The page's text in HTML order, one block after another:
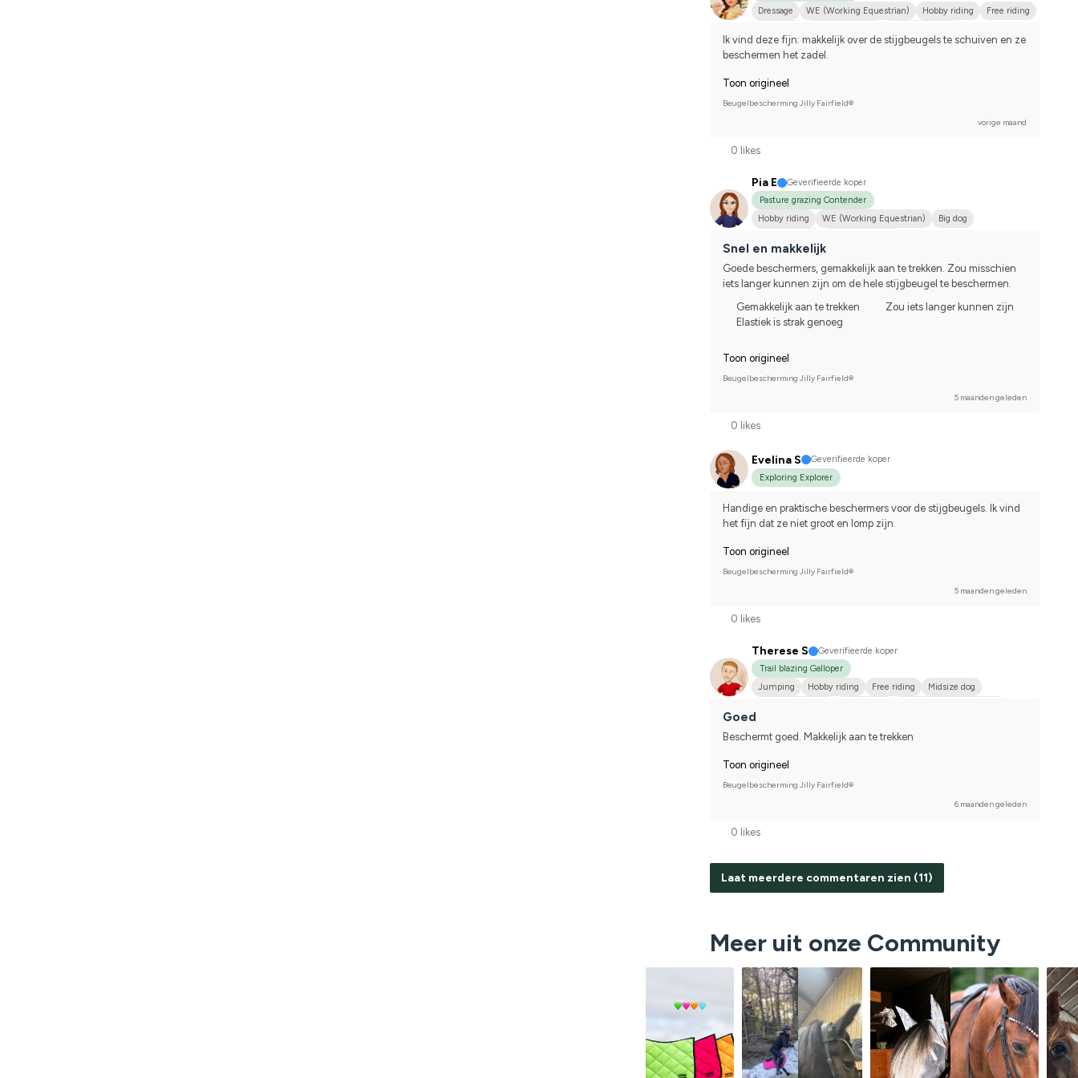
Dressage WE (Working Equestrian) Hobby riding
Free riding
Compete on hobby-level
Ik vind deze fijn: makkelijk over de stijgbeugels te schuiven en ze
beschermen het zadel.
Toon origineel
Beugelbescherming Jilly Fairfield®
vorige maand
0 likes
Pia E
Geverifieerde koper
Pasture grazing Contender
Hobby riding
WE (Working Equestrian)
Big dog
Snel en makkelijk
Goede beschermers, gemakkelijk aan te trekken. Zou misschien
iets langer kunnen zijn om de hele stijgbeugel te beschermen.
Gemakkelijk aan te trekken
Elastiek is strak genoeg
Zou iets langer kunnen zijn
Toon origineel
Beugelbescherming Jilly Fairfield®
5 maanden geleden
0 likes
Evelina S
Geverifieerde koper
Exploring Explorer
Handige en praktische beschermers voor de stijgbeugels. Ik vind
het fijn dat ze niet groot en lomp zijn.
Toon origineel
Beugelbescherming Jilly Fairfield®
5 maanden geleden
0 likes
Therese S
Geverifieerde koper
Trail blazing Galloper
Jumping
Hobby riding Free riding
Midsize dog
Goed
Beschermt goed. Makkelijk aan te trekken
Toon origineel
Beugelbescherming Jilly Fairfield®
6 maanden geleden
0 likes
Laat meerdere commentaren zien (11)
Meer uit onze Community